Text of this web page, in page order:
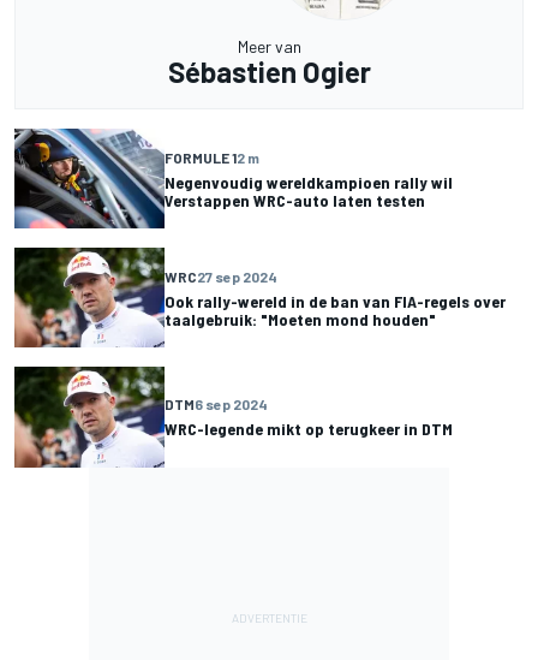
Meer van
Sébastien Ogier
FORMULE 12 m
Negenvoudig wereldkampioen rally wil
Verstappen WRC-auto laten testen
WRC27 sep 2024
Ook rally-wereld in de ban van FIA-regels over
taalgebruik: "Moeten mond houden"
DTM6 sep 2024
WRC-legende mikt op terugkeer in DTM